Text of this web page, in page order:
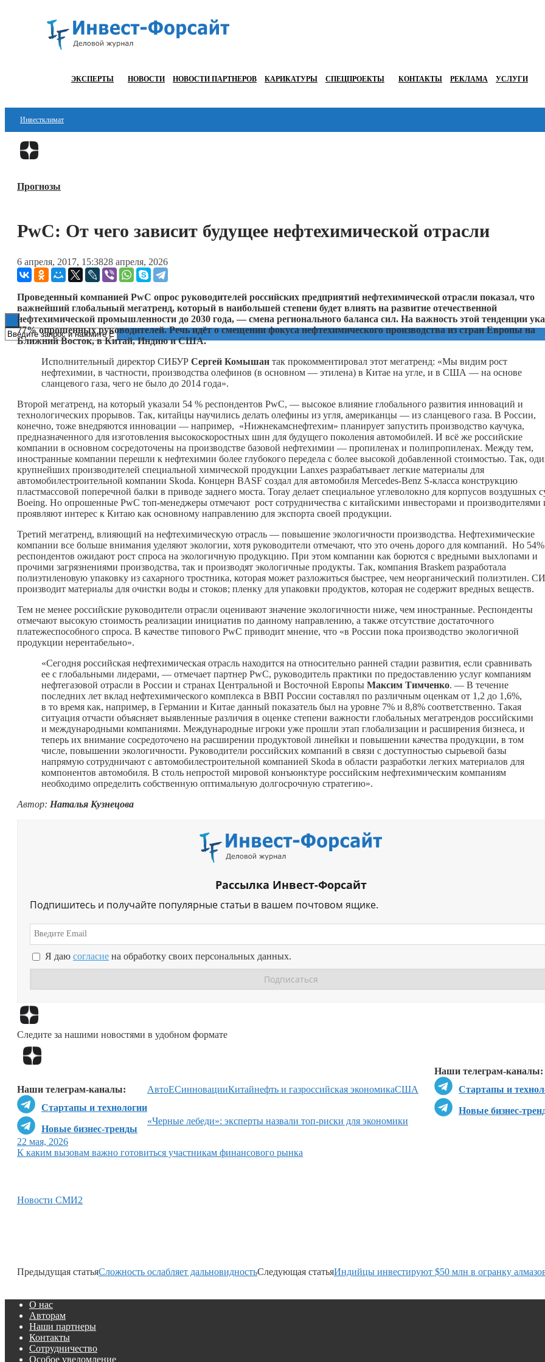
ЭКСПЕРТЫ НОВОСТИ НОВОСТИ ПАРТНЕРОВ КАРИКАТУРЫ СПЕЦПРОЕКТЫ КОНТАКТЫ РЕКЛАМА УСЛУГИ
Инвестклимат
Финансы
Блокчейн
ESG
Прогнозы
PwC: От чего зависит будущее нефтехимической отрасли
6 апреля, 2017, 15:3828 апреля, 2026
Проведенный компанией PwC опрос руководителей российских предприятий нефтехимической отрасли показал, что
важнейший глобальный мегатренд, который в наибольшей степени будет влиять на развитие отечественной
нефтехимической промышленности до 2030 года, — смена регионального баланса сил. На важность этой тенденции
77% опрошенных руководителей. Речь идёт о смещении фокуса нефтехимического производства из стран Европы на
Ближний Восток, в Китай, Индию и США.
Исполнительный директор СИБУР Сергей Комышан так прокомментировал этот мегатренд: «Мы видим рост
нефтехимии, в частности, производства олефинов (в основном — этилена) в Китае на угле, и в США — на основе
сланцевого газа, чего не было до 2014 года».
Второй мегатренд, на который указали 54 % респондентов PwC, — высокое влияние глобального развития инноваций и
технологических прорывов. Так, китайцы научились делать олефины из угля, американцы — из сланцевого газа. В России,
конечно, тоже внедряются инновации — например, «Нижнекамснефтехим» планирует запустить производство каучука,
предназначенного для изготовления высокоскоростных шин для будущего поколения автомобилей. И всё же российские
компании в основном сосредоточены на производстве базовой нефтехимии — пропиленах и полипропиленах. Между тем,
иностранные компании перешли к нефтехимии более глубокого передела с более высокой добавленной стоимостью. Так,
крупнейших производителей специальной химической продукции Lanxes разрабатывает легкие материалы для
автомобилестроительной компании Skoda. Концерн BASF создал для автомобиля Mercedes-Benz S-класса конструкцию
пластмассовой поперечной балки в приводе заднего моста. Toray делает специальное углеволокно для корпусов воздушных
Boeing. Но опрошенные PwC топ-менеджеры отмечают рост сотрудничества с китайскими инвесторами и производителями
проявляют интерес к Китаю как основному направлению для экспорта своей продукции.
Третий мегатренд, влияющий на нефтехимическую отрасль — повышение экологичности производства. Нефтехимические
компании все больше внимания уделяют экологии, хотя руководители отмечают, что это очень дорого для компаний. Но 54%
респондентов ожидают рост спроса на экологичную продукцию. При этом компании как борются с вредными выхлопами и
прочими загрязнениями производства, так и производят экологичные продукты. Так, компания Braskem разработала
полиэтиленовую упаковку из сахарного тростника, которая может разложиться быстрее, чем неорганический полиэтилен.
производит материалы для очистки воды и стоков; пленку для упаковки продуктов, которая не содержит вредных веществ.
Тем не менее российские руководители отрасли оценивают значение экологичности ниже, чем иностранные. Респонденты
отмечают высокую стоимость реализации инициатив по данному направлению, а также отсутствие достаточного
платежеспособного спроса. В качестве типового PwC приводит мнение, что «в России пока производство экологичной
продукции нерентабельно».
«Сегодня российская нефтехимическая отрасль находится на относительно ранней стадии развития, если сравнивать
ее с глобальными лидерами, — отмечает партнер PwC, руководитель практики по предоставлению услуг компаниям
нефтегазовой отрасли в России и странах Центральной и Восточной Европы Максим Тимченко. — В течение
последних лет вклад нефтехимического комплекса в ВВП России составлял по различным оценкам от 1,2 до 1,6%,
в то время как, например, в Германии и Китае данный показатель был на уровне 7% и 8,8% соответственно. Такая
ситуация отчасти объясняет выявленные различия в оценке степени важности глобальных мегатрендов российскими
и международными компаниями. Международные игроки уже прошли этап глобализации и расширения бизнеса, и
теперь их внимание сосредоточено на расширении продуктовой линейки и повышении качества продукции, в том
числе, повышении экологичности. Руководители российских компаний в связи с доступностью сырьевой базы
напрямую сотрудничают с автомобилестроительной компанией Skoda в области разработки легких материалов для
компонентов автомобиля. В столь непростой мировой конъюнктуре российским нефтехимическим компаниям
необходимо определить собственную оптимальную долгосрочную стратегию».
Автор: Наталья Кузнецова
Рассылка Инвест-Форсайт
Подпишитесь и получайте популярные статьи в вашем почтовом ящике.
Я даю согласие на обработку своих персональных данных.
Следите за нашими новостями в удобном формате
Наши телеграм-каналы:
Стартапы и
Новые бизнес-
Наши телеграм-каналы:
Стартапы и технологии
Новые бизнес-тренды
АвтоЕСинновацииКитайнефть и газроссийская экономикаСША
«Черные лебеди»: эксперты назвали топ-риски для экономики
22 мая, 2026
К каким вызовам важно готовиться участникам финансового рынка
Новости СМИ2
Предыдущая статьяСложность ослабляет дальновидностьСледующая статьяИндийцы инвестируют $50 млн в огранку
О нас
Авторам
Наши партнеры
Контакты
Сотрудничество
Особое уведомление